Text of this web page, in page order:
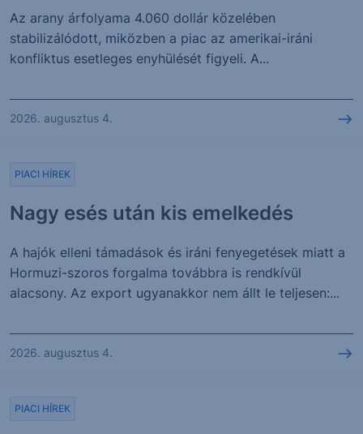
Az arany árfolyama 4.060 dollár közelében
stabilizálódott, miközben a piac az amerikai-iráni
konfliktus esetleges enyhülését figyeli. A...
2026. augusztus 4.
Nagy esés után kis emelkedés
PIACI HÍREK
A hajók elleni támadások és iráni fenyegetések miatt a
Hormuzi-szoros forgalma továbbra is rendkívül
alacsony. Az export ugyanakkor nem állt le teljesen:...
2026. augusztus 4.
PIACI HÍREK